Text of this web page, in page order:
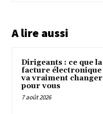
A lire aussi
Dirigeants : ce que la
facture électronique
va vraiment changer
pour vous
7 août 2026